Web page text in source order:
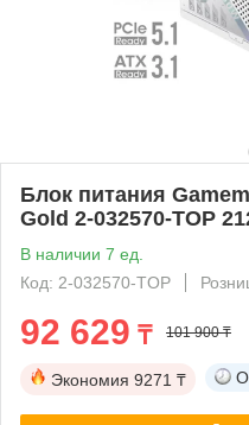
Блок питания
Gold 2-032570-TOP
В наличии 7 ед.
Код: 2-032570-TOP
92 629 ₸ 101 900 ₸
Экономия 9271 ₸